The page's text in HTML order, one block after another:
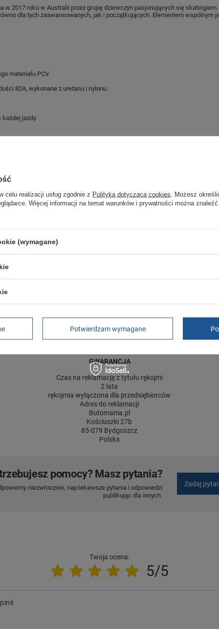
w 2017 roku w Australii przez grupę dziewczyn pasjonujących się
dla tych zaawansowanych, jak i początkujących. Elementem wspólnym
materiału PCV.
82A, wykonane z uretanu i nylonu.
jazdy.
42.
Twojej rodziny.
jest oryginalny i pochodzi z oficjalnej sieci dystrybucyjnej.
podania przyczyny.
GWARANCJA
Czas na reklamację z tytułu rękojmi
2 lata
rękojmia wyłączona dla przedsiębiorców
Adres do reklamacji
Butomania.pl
Kościuszki 27b
85-079 Bydgoszcz
Polska
pomocy? Masz pytania?
niezwłocznie, najciekawsze pytania i odpowiedzi
publikując dla innych.
Zadaj
Twoja ocena:
5/5
celu realizacji usług zgodnie z Polityką dotyczącą cookies . Możesz
Więcej informacji na temat warunków i prywatności można
(wymagane)
Potwierdzam wymagane